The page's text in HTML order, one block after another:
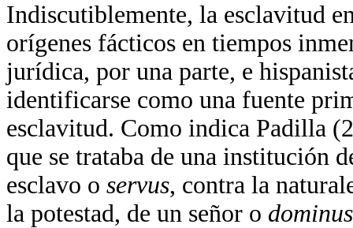
Indiscutiblemente, la esclavitud
orígenes fácticos en tiempos
jurídica, por una parte, e
identificarse como una fuente
esclavitud. Como indica Padilla
que se trataba de una institución
esclavo o servus, contra la
la potestad, de un señor o dominus